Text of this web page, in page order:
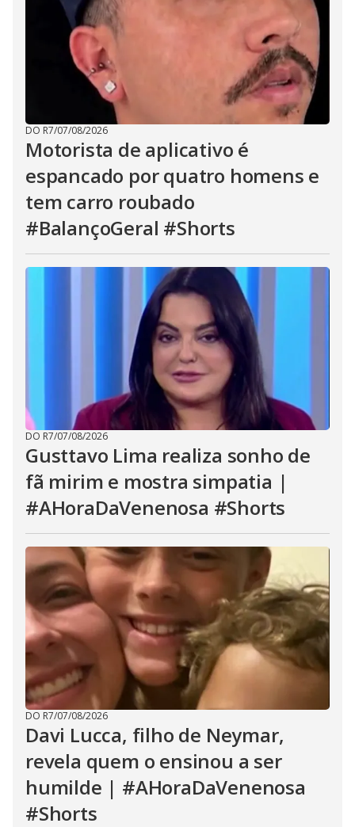
DO R7/07/08/2026
Motorista de aplicativo é
espancado por quatro homens e
tem carro roubado
#BalançoGeral #Shorts
DO R7/07/08/2026
Gusttavo Lima realiza sonho de
fã mirim e mostra simpatia |
#AHoraDaVenenosa #Shorts
DO R7/07/08/2026
Davi Lucca, filho de Neymar,
revela quem o ensinou a ser
humilde | #AHoraDaVenenosa
#Shorts